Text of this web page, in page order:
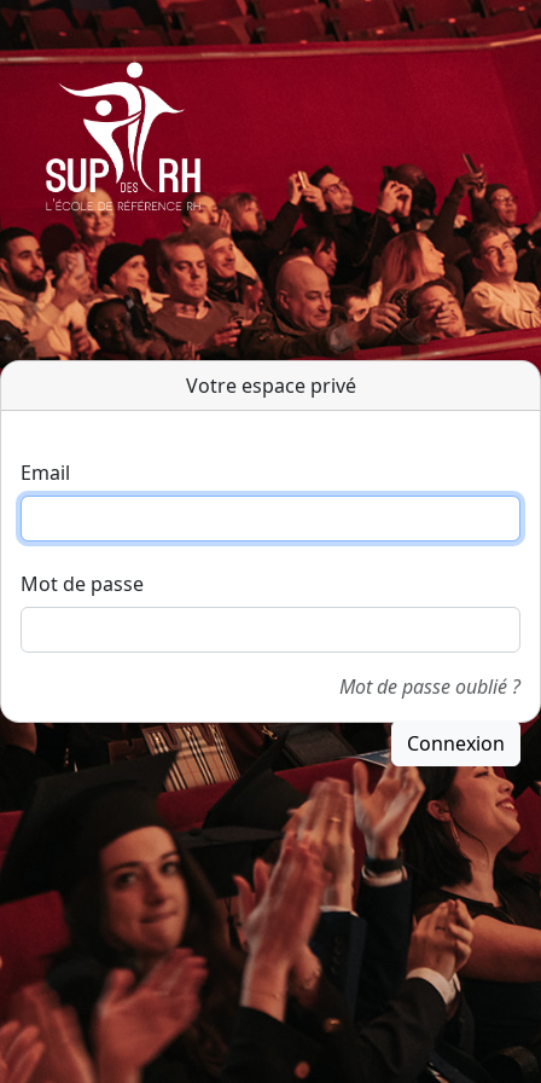
Votre espace privé
Email
Mot de passe
Mot de passe oublié ?
Connexion